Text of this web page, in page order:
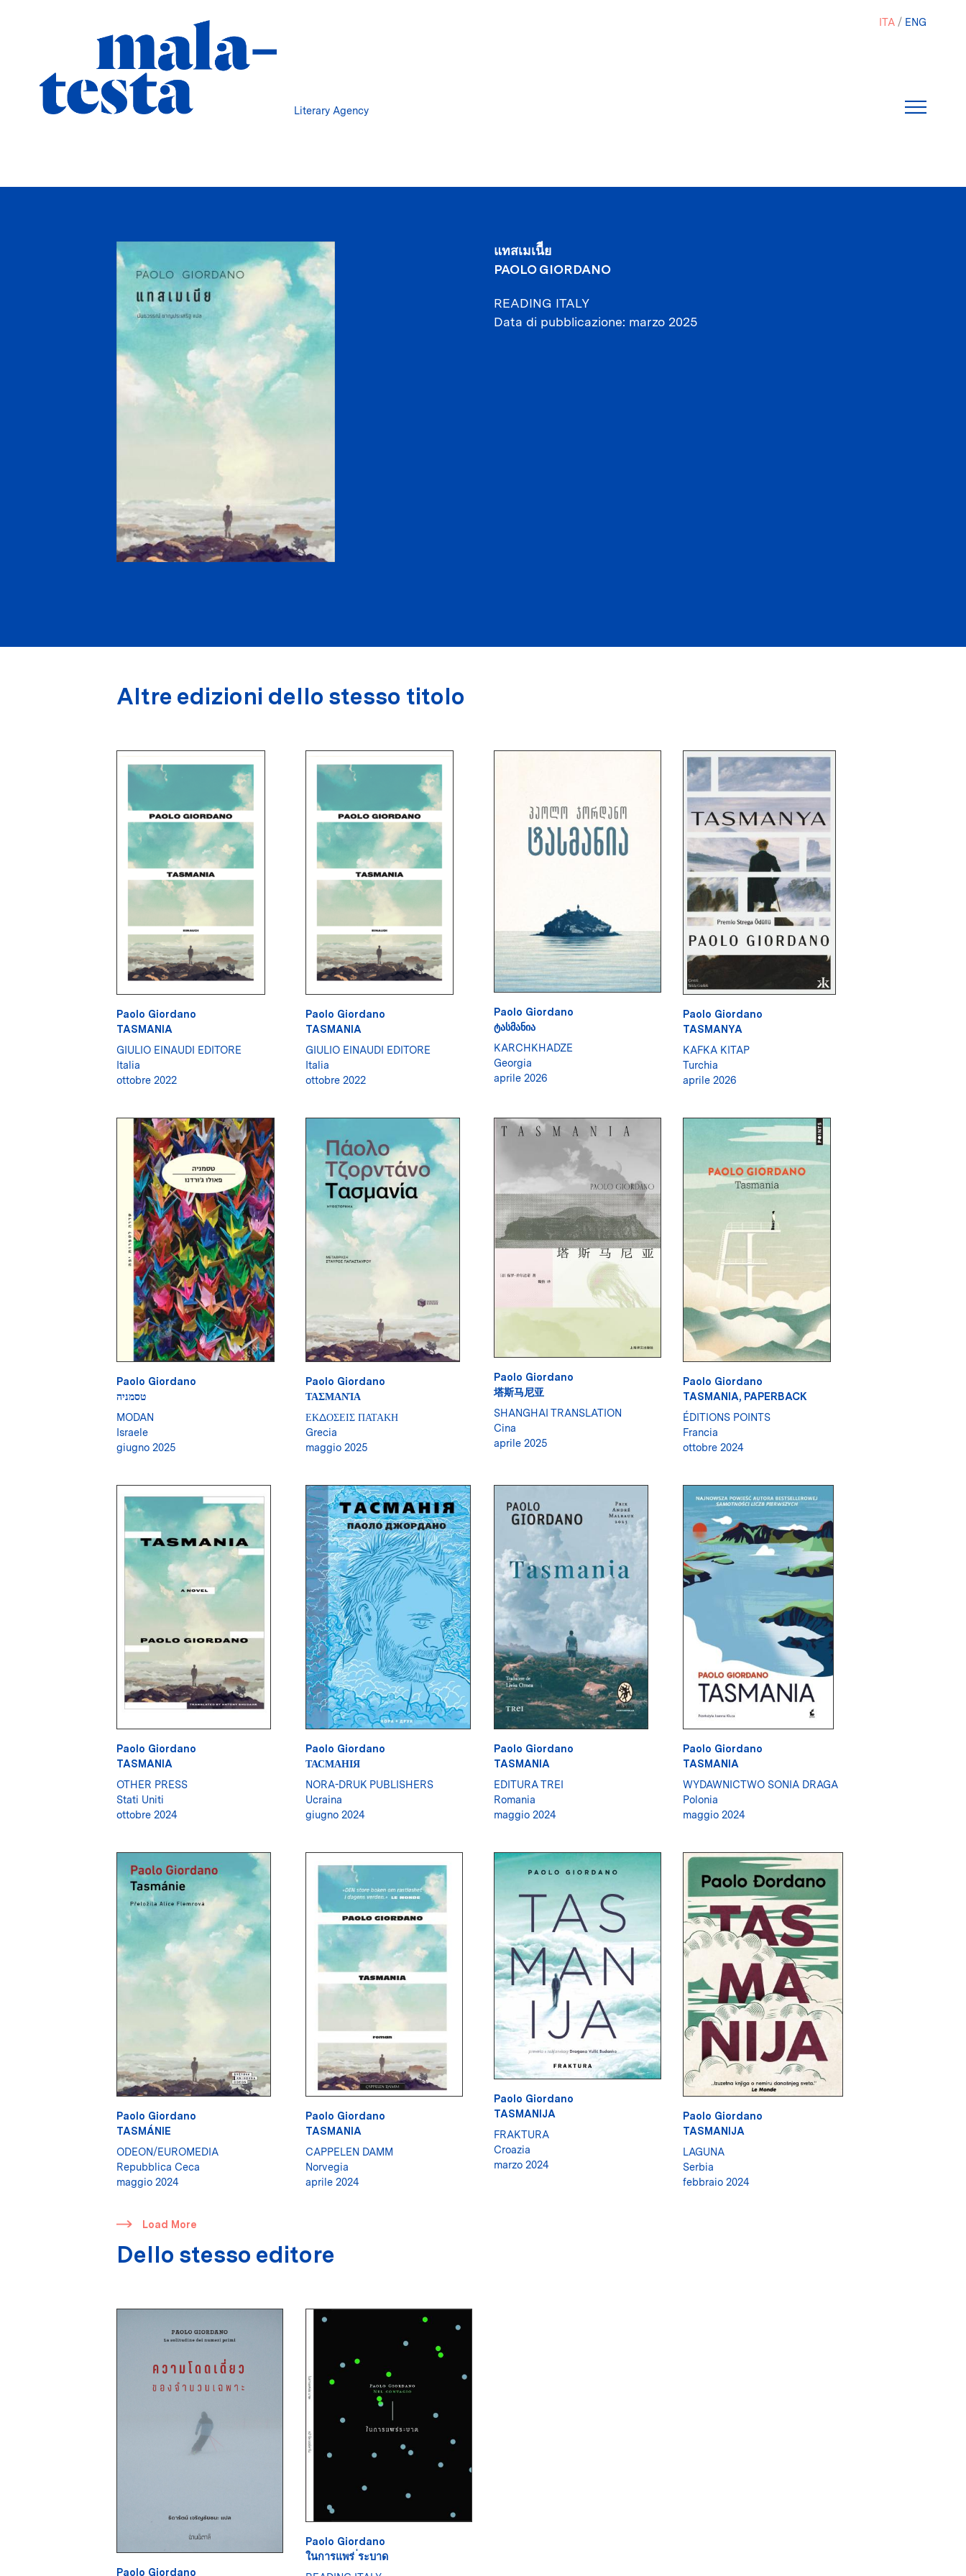
Literary Agency
ITA ENG
แทสเมเนีีย
PAOLO GIORDANO
READING ITALY
Data di pubblicazione marzo 2025
Altre edizioni dello stesso titolo
Paolo Giordano
TASMANIA
GIULIO EINAUDI EDITORE
Italia
ottobre 2022
Paolo Giordano
TASMANIA
GIULIO EINAUDI EDITORE
Italia
ottobre 2022
Paolo Giordano
ᲢᲐᲡᲛᲐᲜᲘᲐ
KARCHKHADZE
Georgia
aprile 2026
Paolo Giordano
TASMANYA
KAFKA KITAP
Turchia
aprile 2026
Paolo Giordano
טסמניה
MODAN
Israele
giugno 2025
Paolo Giordano
ΤΑΣΜΑΝΊΑ
ΕΚΔΟΣΕΙΣ ΠΑΤΑΚΗ
Grecia
maggio 2025
Paolo Giordano
塔斯马尼亚
SHANGHAI TRANSLATION
Cina
aprile 2025
Paolo Giordano
TASMANIA, PAPERBACK
ÉDITIONS POINTS
Francia
ottobre 2024
Paolo Giordano
TASMANIA
OTHER PRESS
Stati Uniti
ottobre 2024
Paolo Giordano
ТАСМАНІЯ
NORA-DRUK PUBLISHERS
Ucraina
giugno 2024
Paolo Giordano
TASMANIA
EDITURA TREI
Romania
maggio 2024
Paolo Giordano
TASMANIA
WYDAWNICTWO SONIA DRAGA
Polonia
maggio 2024
Paolo Giordano
TASMÁNIE
ODEON/EUROMEDIA
Repubblica Ceca
maggio 2024
Paolo Giordano
TASMANIA
CAPPELEN DAMM
Norvegia
aprile 2024
Paolo Giordano
TASMANIJA
FRAKTURA
Croazia
marzo 2024
Paolo Giordano
TASMANIJA
LAGUNA
Serbia
febbraio 2024
​ Load More
Dello stesso editore
Paolo Giordano
Paolo Giordano
ในการแพร่ ่ระบาด